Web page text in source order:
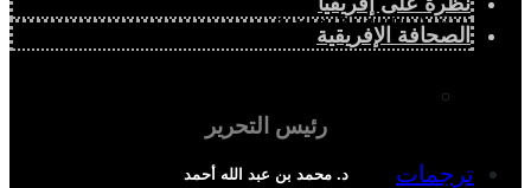
دراسة اجتماعية
ترجمات
الصحافة الإفريقية
رئيس التحرير
د. محمد بن عبد الله أحمد